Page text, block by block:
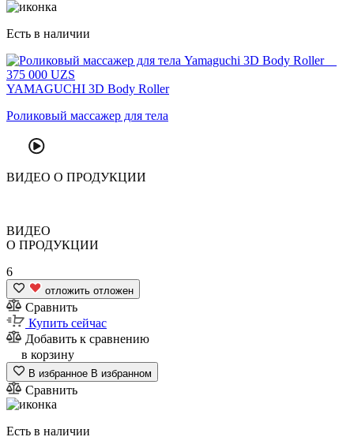
Есть в наличии
375 000 UZS
YAMAGUCHI 3D Body Roller
Роликовый массажер для тела
ВИДЕО О ПРОДУКЦИИ
ВИДЕО
О ПРОДУКЦИИ
6
отложить отложен
Сравнить
Купить сейчас
Добавить к сравнению
в корзину
В избранное В избранном
Сравнить
Есть в наличии